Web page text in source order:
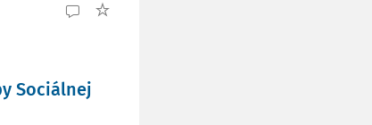
Sociálnej